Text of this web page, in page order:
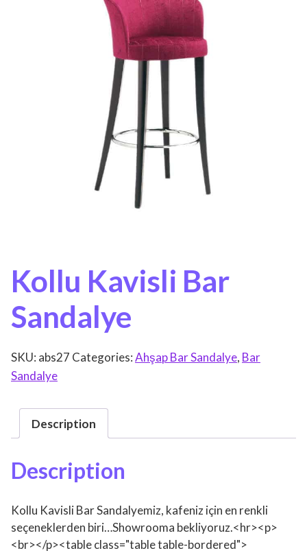
Kollu Kavisli Bar
Sandalye
SKU: abs27 Categories:Ahşap Bar Sandalye, Bar
Sandalye
Description
Description
Kollu Kavisli Bar Sandalyemiz, kafeniz için en renkli
seçeneklerden biri…Showrooma bekliyoruz.<hr><p>
<br></p><table class="table table-bordered">